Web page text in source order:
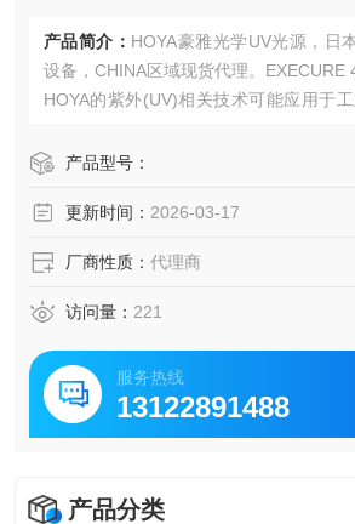
产品简介： HOYA豪雅光学UV光源，日
设备，CHINA区域现货代理。EXECURE
HOYA的紫外(UV)相关技术可能应用于
装胶、光刻胶的固化处理，医疗器械:UV
产品型号：
更新时间： 2026-03-17
厂商性质： 代理商
访问量： 221
服务热线
13122891488
产品分类